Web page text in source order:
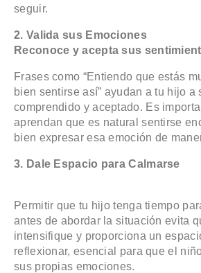
seguir.
2. Valida sus Emociones
Reconoce y acepta sus
Frases como “Entiendo que estás
bien sentirse así” ayudan a tu hijo a
comprendido y aceptado. Es
aprendan que es natural sentirse
bien expresar esa emoción de
3. Dale Espacio para Calmarse
Permitir que tu hijo tenga tiempo
antes de abordar la situación evita
intensifique y proporciona un
reflexionar, esencial para que el
sus propias emociones.